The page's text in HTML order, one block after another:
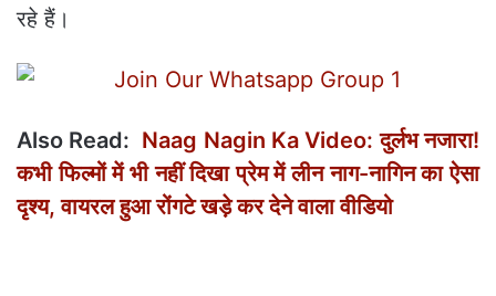
रहे हैं।
Also Read: Naag Nagin Ka Video: दुर्लभ नजारा!
कभी फिल्मों में भी नहीं दिखा प्रेम में लीन नाग-नागिन का ऐसा
दृश्य, वायरल हुआ रोंगटे खड़े कर देने वाला वीडियो